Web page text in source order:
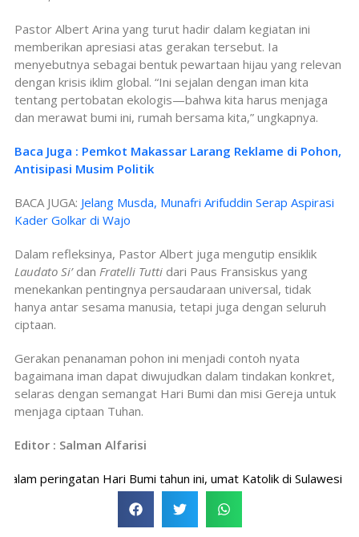
Pastor Albert Arina yang turut hadir dalam kegiatan ini
memberikan apresiasi atas gerakan tersebut. Ia
menyebutnya sebagai bentuk pewartaan hijau yang relevan
dengan krisis iklim global. “Ini sejalan dengan iman kita
tentang pertobatan ekologis—bahwa kita harus menjaga
dan merawat bumi ini, rumah bersama kita,” ungkapnya.
Baca Juga : Pemkot Makassar Larang Reklame di Pohon,
Antisipasi Musim Politik
BACA JUGA: Jelang Musda, Munafri Arifuddin Serap Aspirasi
Kader Golkar di Wajo
Dalam refleksinya, Pastor Albert juga mengutip ensiklik
Laudato Si’dan Fratelli Tutti dari Paus Fransiskus yang
menekankan pentingnya persaudaraan universal, tidak
hanya antar sesama manusia, tetapi juga dengan seluruh
ciptaan.
Gerakan penanaman pohon ini menjadi contoh nyata
bagaimana iman dapat diwujudkan dalam tindakan konkret,
selaras dengan semangat Hari Bumi dan misi Gereja untuk
menjaga ciptaan Tuhan.
Editor : Salman Alfarisi
peringatan Hari Bumi tahun ini, umat Katolik di Sulawesi